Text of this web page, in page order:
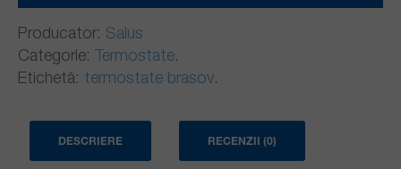
Producator: Salus
Categorie: Termostate.
Etichetă: termostate brasov.
DESCRIERE RECENZII (0)